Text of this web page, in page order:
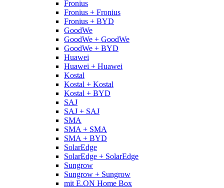
Fronius
Fronius + Fronius
Fronius + BYD
GoodWe
GoodWe + GoodWe
GoodWe + BYD
Huawei
Huawei + Huawei
Kostal
Kostal + Kostal
Kostal + BYD
SAJ
SAJ + SAJ
SMA
SMA + SMA
SMA + BYD
SolarEdge
SolarEdge + SolarEdge
Sungrow
Sungrow + Sungrow
mit E.ON Home Box